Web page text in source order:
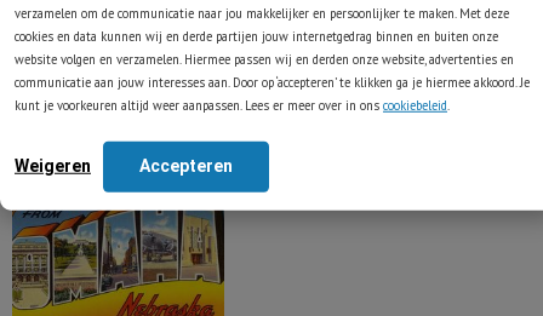
verzamelen om de communicatie naar jou makkelijker en persoonlijker te maken. Met deze
cookies en data kunnen wij en derde partijen jouw internetgedrag binnen en buiten onze
website volgen en verzamelen. Hiermee passen wij en derden onze website, advertenties en
communicatie aan jouw interesses aan. Door op ‘accepteren’ te klikken ga je hiermee akkoord. Je
kunt je voorkeuren altijd weer aanpassen. Lees er meer over in ons cookiebeleid
Weigeren Accepteren
[Instructie] Zo kunt u Buffett morgen live
volgen